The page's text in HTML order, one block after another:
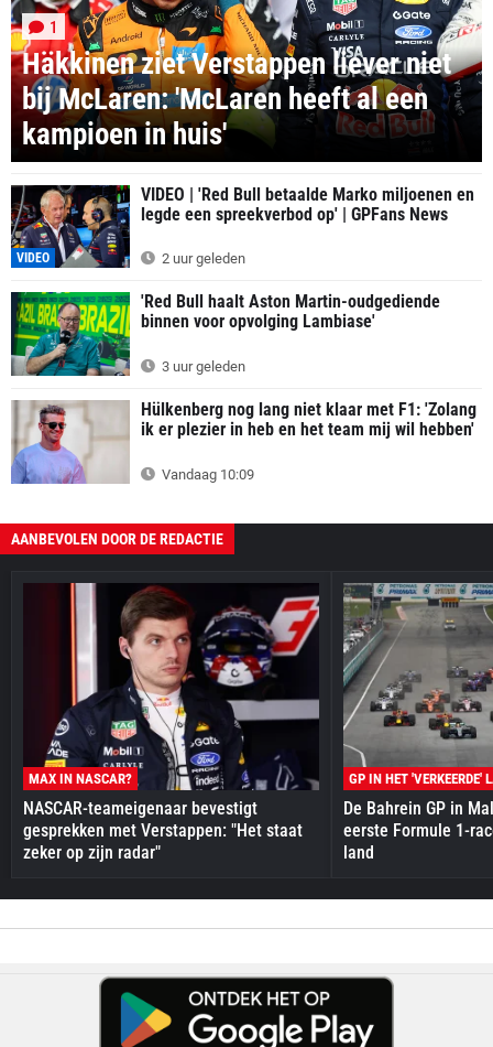
Häkkinen ziet Verstappen liever niet
bij McLaren: 'McLaren heeft al een
kampioen in huis'
1
VIDEO
VIDEO | 'Red Bull betaalde Marko miljoenen en
legde een spreekverbod op' | GPFans News
2 uur geleden
'Red Bull haalt Aston Martin-oudgediende
binnen voor opvolging Lambiase'
3 uur geleden
Hülkenberg nog lang niet klaar met F1: 'Zolang
ik er plezier in heb en het team mij wil hebben'
Vandaag 10:09
AANBEVOLEN DOOR DE REDACTIE
MAX IN NASCAR?
NASCAR-teameigenaar bevestigt
gesprekken met Verstappen: "Het staat
zeker op zijn radar"
GP IN HET 'VERKEERDE'
De Bahrein GP in
eerste Formule 1-
land